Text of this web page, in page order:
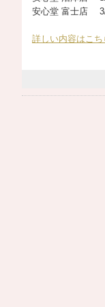
安心堂 富士店 3/
詳しい内容はこち